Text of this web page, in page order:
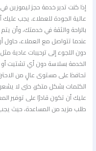
إذا كنت تدير خدمة حجز ليموزين في
عالية الجودة للعملاء. يجب عليك
بالراحة والثقة في خدمتك، وأن يتم
عندما تتواصل مع العملاء، حاول
دون اللجوء إلى ترحيبات عادية مثل
الخدمة بسلاسة دون أي تشتيت أو
تحافظ على مستوى عالٍ من
الكلمات بشكل متكرر، حتى لا يشعر
عليك أن تكون قادرًا على توفير
طلب مزيد من المساعدة، حيث يجب